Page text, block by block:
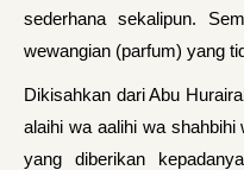
sederhana sekalipun.
wewangian (parfum) yang
Dikisahkan dari Abu
alaihi wa aalihi wa shahbihi
yang diberikan